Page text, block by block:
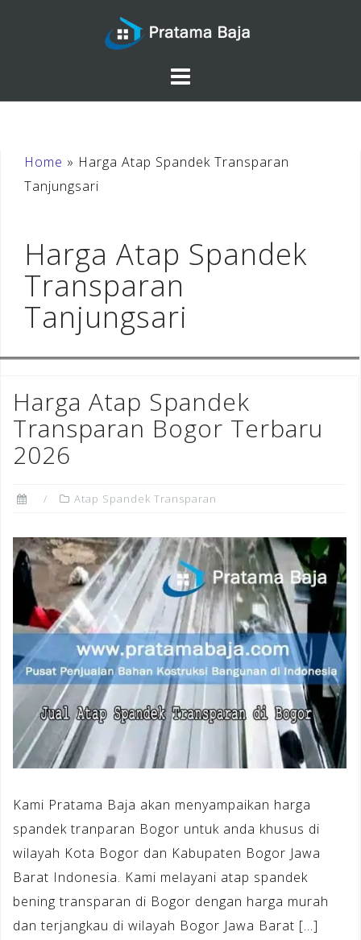
Home » Harga Atap Spandek Transparan
Tanjungsari
Harga Atap Spandek
Transparan
Tanjungsari
Harga Atap Spandek
Transparan Bogor Terbaru
2026
Atap Spandek Transparan
Kami Pratama Baja akan menyampaikan harga
spandek tranparan Bogor untuk anda khusus di
wilayah Kota Bogor dan Kabupaten Bogor Jawa
Barat Indonesia. Kami melayani atap spandek
bening transparan di Bogor dengan harga murah
dan terjangkau di wilayah Bogor Jawa Barat […]